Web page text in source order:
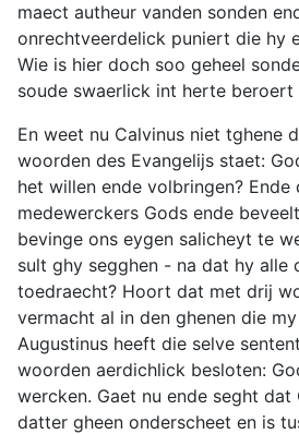
maect autheur vanden sonden
onrechtveerdelick puniert die hy
Wie is hier doch soo geheel
soude swaerlick int herte beroert
En weet nu Calvinus niet tghene
woorden des Evangelijs staet:
het willen ende volbringen? Ende
medewerckers Gods ende
bevinge ons eygen salicheyt te
sult ghy segghen - na dat hy alle
toedraecht? Hoort dat met drij
vermacht al in den ghenen die
Augustinus heeft die selve
woorden aerdichlick besloten:
wercken. Gaet nu ende seght dat
datter gheen onderscheet en is